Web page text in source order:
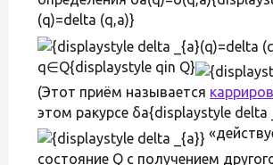
(q)=delta (q,a)}
q∈Q{displaystyle qin Q}
(Этот приём называется
этом ракурсе δa{displaystyle delta
состояние Q с получением